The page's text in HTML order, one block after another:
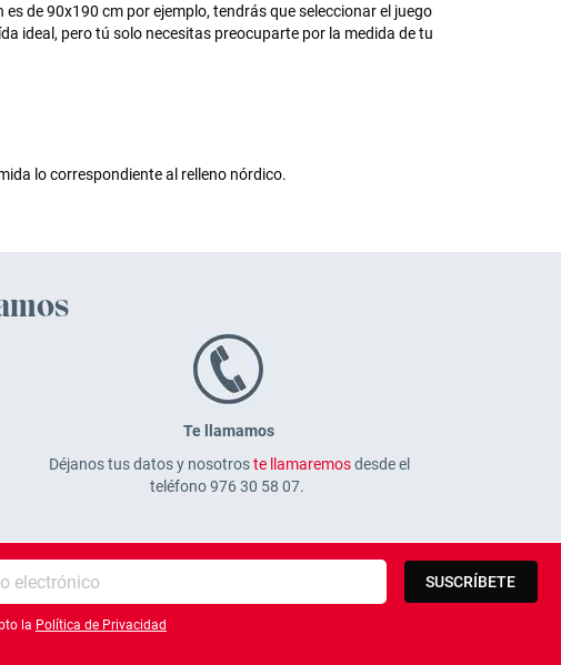
de 90x190 cm por ejemplo, tendrás que seleccionar el juego
ideal, pero tú solo necesitas preocuparte por la medida de tu
lo correspondiente al relleno nórdico.
Te llamamos
Déjanos tus datos y nosotroste llamaremosdesde el
teléfono 976 30 58 07.
tu e-mail
la política de privacidad
la Política de Privacidad
SUSCRÍBETE